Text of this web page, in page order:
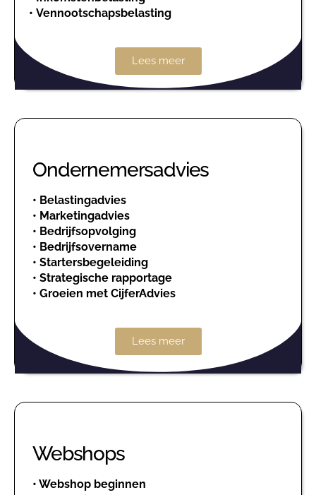
• Vennootschapsbelasting
Lees meer
Ondernemersadvies
• Belastingadvies
• Marketingadvies
• Bedrijfsopvolging
• Bedrijfsovername
• Startersbegeleiding
• Strategische rapportage
• Groeien met CijferAdvies
Lees meer
Webshops
• Webshop beginnen